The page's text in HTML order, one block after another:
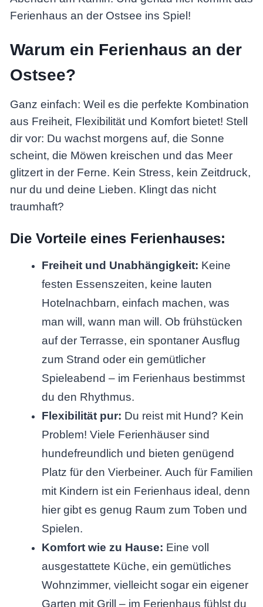
Ferienhaus an der Ostsee ins Spiel!
Warum ein Ferienhaus an der
Ostsee?
Ganz einfach: Weil es die perfekte Kombination
aus Freiheit, Flexibilität und Komfort bietet! Stell
dir vor: Du wachst morgens auf, die Sonne
scheint, die Möwen kreischen und das Meer
glitzert in der Ferne. Kein Stress, kein Zeitdruck,
nur du und deine Lieben. Klingt das nicht
traumhaft?
Die Vorteile eines Ferienhauses:
Freiheit und Unabhängigkeit: Keine
festen Essenszeiten, keine lauten
Hotelnachbarn, einfach machen, was
man will, wann man will. Ob frühstücken
auf der Terrasse, ein spontaner Ausflug
zum Strand oder ein gemütlicher
Spieleabend – im Ferienhaus bestimmst
du den Rhythmus.
Flexibilität pur: Du reist mit Hund? Kein
Problem! Viele Ferienhäuser sind
hundefreundlich und bieten genügend
Platz für den Vierbeiner. Auch für Familien
mit Kindern ist ein Ferienhaus ideal, denn
hier gibt es genug Raum zum Toben und
Spielen.
Komfort wie zu Hause: Eine voll
ausgestattete Küche, ein gemütliches
Wohnzimmer, vielleicht sogar ein eigener
Garten mit Grill – im Ferienhaus fühlst du